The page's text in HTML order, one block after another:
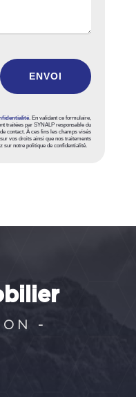
ENVOI
. En validant ce formulaire,
traitées par SYNALP responsable du
contact. À ces fins les champs visés
vos droits ainsi que nos traitements
sur notre politique de confidentialité.
-